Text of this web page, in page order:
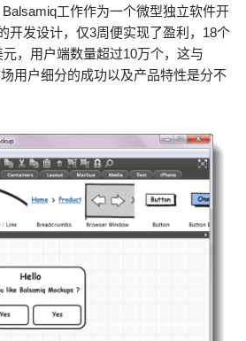
工作作为一个微型独立软件开
开发设计，仅3周便实现了盈利，18个
，用户端数量超过10万个，这与
用户细分的成功以及产品特性是分不